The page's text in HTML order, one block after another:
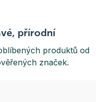
přírodní
produktů od
značek.